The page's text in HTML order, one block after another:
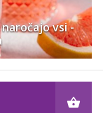
vsi -